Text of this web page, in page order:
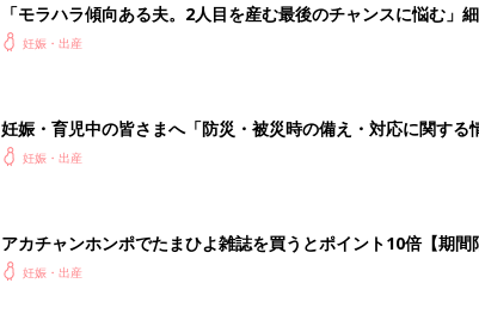
「モラハラ傾向ある夫。2人目を産む最後のチャンスに悩む」
妊娠・出産
妊娠・育児中の皆さまへ「防災・被災時の備え・対応に関する
妊娠・出産
アカチャンホンポでたまひよ雑誌を買うとポイント10倍【期間
妊娠・出産